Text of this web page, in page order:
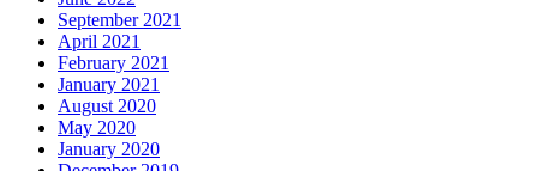
September 2021
April 2021
February 2021
January 2021
August 2020
May 2020
January 2020